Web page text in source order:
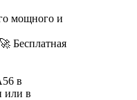
мощного и
🚀 Бесплатная
в
или в